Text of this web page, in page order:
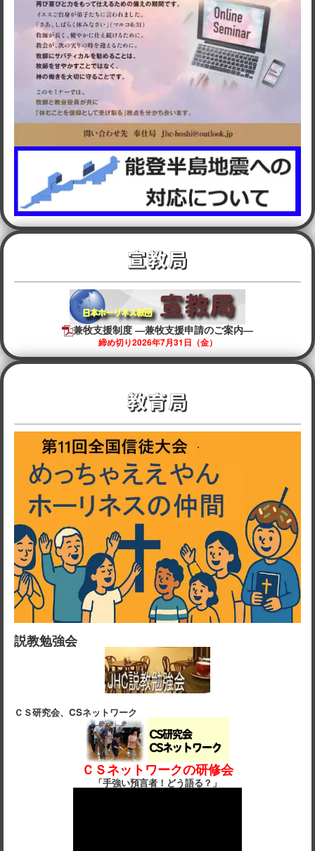
宣教局
兼牧支援制度 ―兼牧支援申請のご案内―
締め切り2026年7月31日（金）
教育局
説教勉強会
ＣＳ研究会、CSネットワーク
ＣＳネットワークの研修会
「手強い預言者！どう語る？」